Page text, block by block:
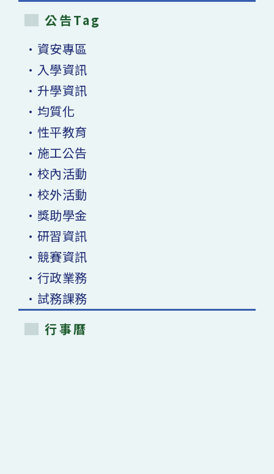
公告Tag
•資安專區
•入學資訊
•升學資訊
•均質化
•性平教育
•施工公告
•校內活動
•校外活動
•獎助學金
•研習資訊
•競賽資訊
•行政業務
•試務課務
行事曆